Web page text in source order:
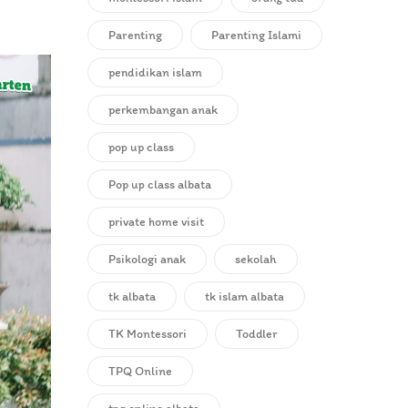
Parenting Parenting Islami
pendidikan islam
perkembangan anak
pop up class
Pop up class albata
private home visit
Psikologi anak sekolah
tk albata tk islam albata
TK Montessori Toddler
TPQ Online